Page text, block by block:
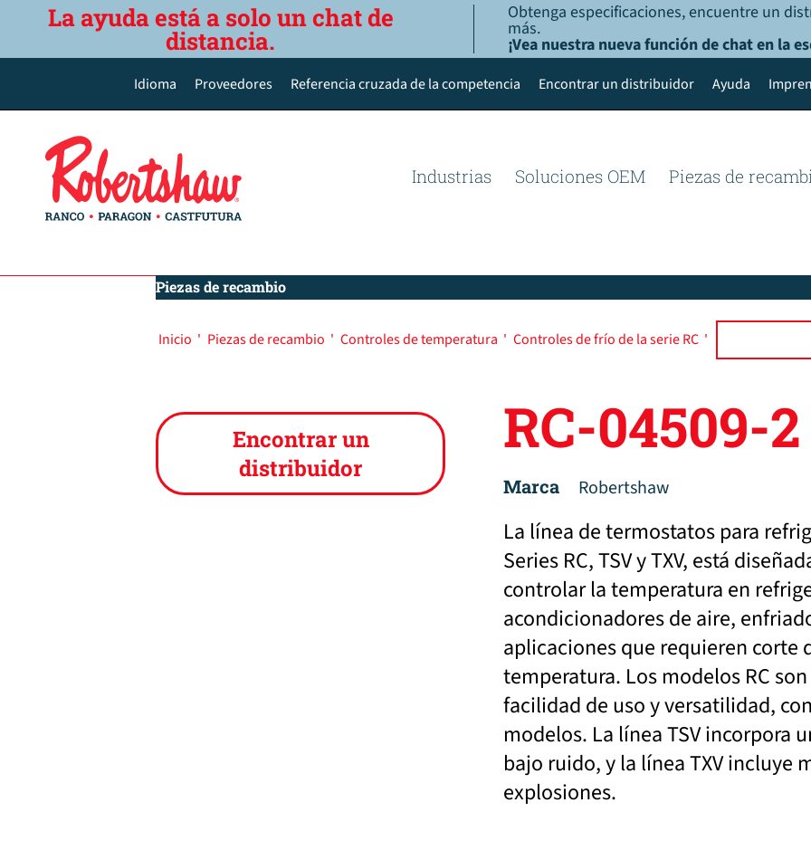
La ayuda está a solo un chat de
distancia.
Obtenga especificaciones, encuentre un
más.
¡Vea nuestra nueva función de chat en la
Idioma
Deutsch
Español de México
Português do Brasil
Proveedores Referencia cruzada de la competencia Encontrar un distribuidor Ayuda
Industrias Soluciones OEM Piezas de
Piezas de recambio
Inicio ' Piezas de recambio ' Controles de temperatura ' Controles de frío de la serie RC '
Encontrar un
distribuidor
RC-04509-2
Marca Robertshaw
La línea de termostatos para
Series RC, TSV y TXV, está
controlar la temperatura en
acondicionadores de aire,
aplicaciones que requieren corte
temperatura. Los modelos RC
facilidad de uso y versatilidad,
modelos. La línea TSV incorpora
bajo ruido, y la línea TXV incluye
explosiones.